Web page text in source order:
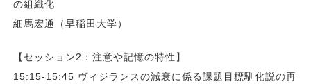
の組織化
細馬宏通（早稲田大学）
【セッション2：注意や記憶の特性】
15:15-15:45 ヴィジランスの減衰に係る課題目標馴化説の再